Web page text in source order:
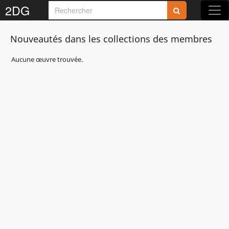
2DG
Nouveautés dans les collections des membres
Aucune œuvre trouvée.